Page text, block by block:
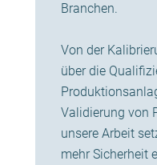
Branchen.
Von der
über die
Validierung von
unsere Arbeit
mehr Sicherheit